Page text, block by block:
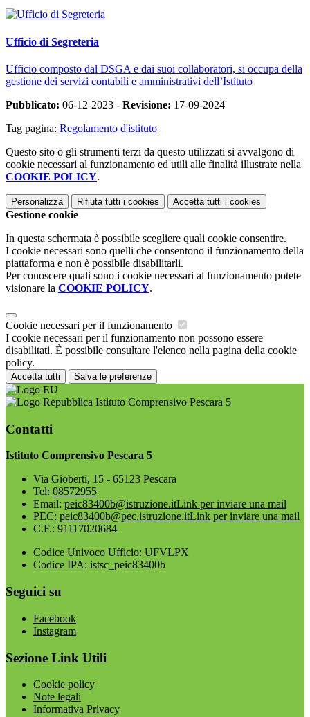
Ufficio di Segreteria
Ufficio composto dal DSGA e dai suoi collaboratori, si occupa della
gestione dei servizi contabili e amministrativi dell’Istituto
Pubblicato: 06-12-2023 - Revisione: 17-09-2024
Tag pagina: Regolamento d'istituto
Questo sito o gli strumenti terzi da questo utilizzati si avvalgono di
cookie necessari al funzionamento ed utili alle finalità illustrate nella
COOKIE POLICY.
Personalizza Rifiuta tutti i cookies Accetta tutti i cookies
Gestione cookie
In questa schermata è possibile scegliere quali cookie consentire.
I cookie necessari sono quelli che consentono il funzionamento della
piattaforma e non è possibile disabilitarli.
Per conoscere quali sono i cookie necessari al funzionamento potete
visionare la COOKIE POLICY.
Cookie necessari per il funzionamento
I cookie necessari per il funzionamento non possono essere
disabilitati. È possibile consultare l'elenco nella pagina della cookie
policy.
Accetta tutti Salva le preferenze
Istituto Comprensivo Pescara 5
Contatti
Istituto Comprensivo Pescara 5
Via Gioberti, 15 - 65123 Pescara
Tel: 08572955
Email: peic83400b@istruzione.itLink per inviare una mail
PEC: peic83400b@pec.istruzione.itLink per inviare una mail
C.F.: 91117020684
Codice Univoco Ufficio: UFVLPX
Codice IPA: istsc_peic83400b
Seguici su
Facebook
Instagram
Sezione Link Utili
Cookie policy
Note legali
Informativa Privacy